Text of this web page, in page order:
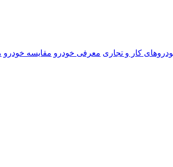
کار و تجاری معرفی خودرو مقایسه خودرو